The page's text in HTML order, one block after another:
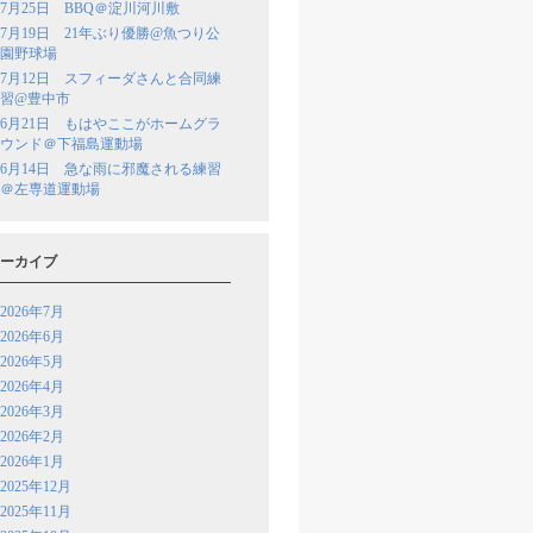
7月25日 BBQ＠淀川河川敷
7月19日 21年ぶり優勝@魚つり公
園野球場
7月12日 スフィーダさんと合同練
習@豊中市
6月21日 もはやここがホームグラ
ウンド＠下福島運動場
6月14日 急な雨に邪魔される練習
＠左専道運動場
カイブ
2026年7月
2026年6月
2026年5月
2026年4月
2026年3月
2026年2月
2026年1月
2025年12月
2025年11月